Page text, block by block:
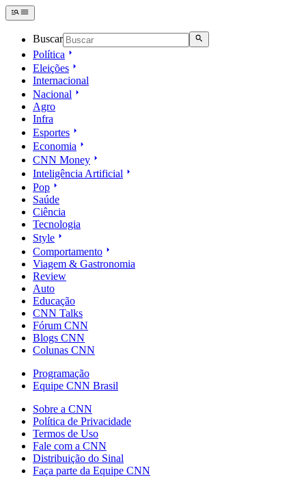
Buscar
Política
Eleições
Internacional
Nacional
Agro
Infra
Esportes
Economia
CNN Money
Inteligência Artificial
Pop
Saúde
Ciência
Tecnologia
Style
Comportamento
Viagem & Gastronomia
Review
Auto
Educação
CNN Talks
Fórum CNN
Blogs CNN
Colunas CNN
Programação
Equipe CNN Brasil
Sobre a CNN
Política de Privacidade
Termos de Uso
Fale com a CNN
Distribuição do Sinal
Faça parte da Equipe CNN